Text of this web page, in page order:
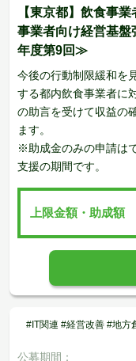
【東京都】飲食事
事業者向け経営基
年度第9回≫
今後の行動制限緩和を
する都内飲食事業者に
の助言を受けて収益の
ます。
※助成金のみの申請は
支援の期間です。
上限金額・助成額
#IT関連 #経営改善 #地方
公募期間：